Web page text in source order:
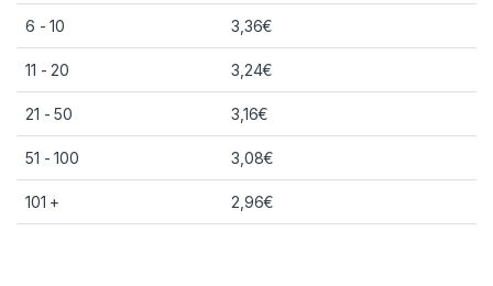
6 - 10 3,36€
11 - 20 3,24€
21 - 50 3,16€
51 - 100 3,08€
101 + 2,96€